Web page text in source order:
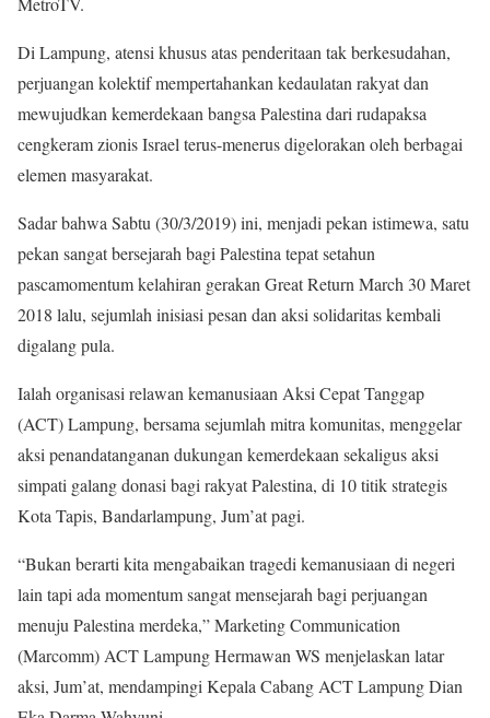
Di Lampung, atensi khusus atas penderitaan tak berkesudahan,
perjuangan kolektif mempertahankan kedaulatan rakyat dan
mewujudkan kemerdekaan bangsa Palestina dari rudapaksa
cengkeram zionis Israel terus-menerus digelorakan oleh berbagai
elemen masyarakat.
Sadar bahwa Sabtu (30/3/2019) ini, menjadi pekan istimewa, satu
pekan sangat bersejarah bagi Palestina tepat setahun
pascamomentum kelahiran gerakan Great Return March 30 Maret
2018 lalu, sejumlah inisiasi pesan dan aksi solidaritas kembali
digalang pula.
Ialah organisasi relawan kemanusiaan Aksi Cepat Tanggap
(ACT) Lampung, bersama sejumlah mitra komunitas, menggelar
aksi penandatanganan dukungan kemerdekaan sekaligus aksi
simpati galang donasi bagi rakyat Palestina, di 10 titik strategis
Kota Tapis, Bandarlampung, Jum’at pagi.
“Bukan berarti kita mengabaikan tragedi kemanusiaan di negeri
lain tapi ada momentum sangat mensejarah bagi perjuangan
menuju Palestina merdeka,” Marketing Communication
(Marcomm) ACT Lampung Hermawan WS menjelaskan latar
aksi, Jum’at, mendampingi Kepala Cabang ACT Lampung Dian